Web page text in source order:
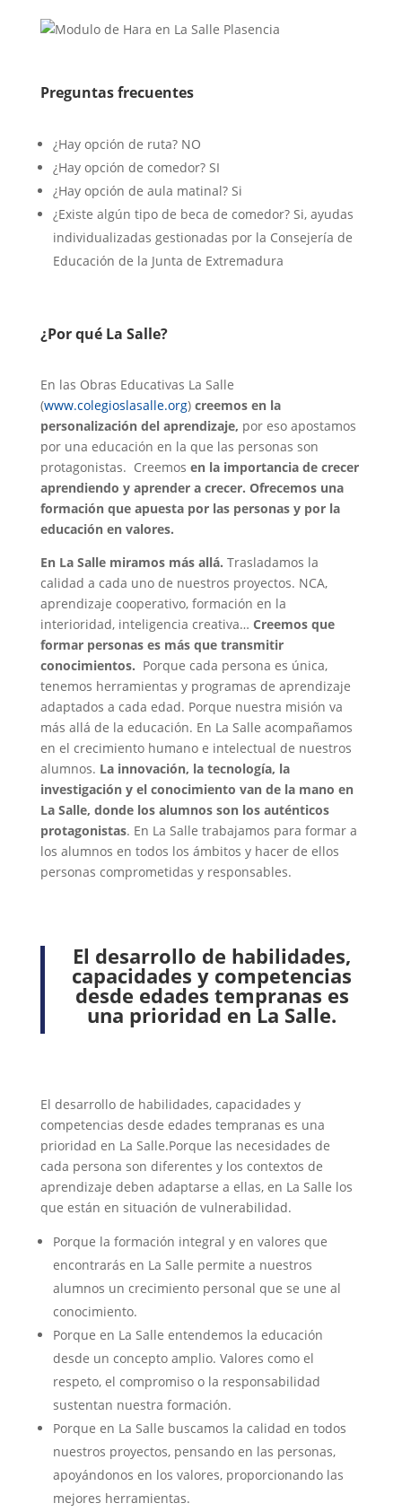
Preguntas frecuentes
¿Hay opción de ruta? NO
¿Hay opción de comedor? SI
¿Hay opción de aula matinal? Si
¿Existe algún tipo de beca de comedor? Si, ayudas
individualizadas gestionadas por la Consejería de
Educación de la Junta de Extremadura
¿Por qué La Salle?
En las Obras Educativas La Salle
(www.colegioslasalle.org) creemos en la
personalización del aprendizaje, por eso apostamos
por una educación en la que las personas son
protagonistas. Creemos en la importancia de crecer
aprendiendo y aprender a crecer. Ofrecemos una
formación que apuesta por las personas y por la
educación en valores.
En La Salle miramos más allá. Trasladamos la
calidad a cada uno de nuestros proyectos. NCA,
aprendizaje cooperativo, formación en la
interioridad, inteligencia creativa… Creemos que
formar personas es más que transmitir
conocimientos. Porque cada persona es única,
tenemos herramientas y programas de aprendizaje
adaptados a cada edad. Porque nuestra misión va
más allá de la educación. En La Salle acompañamos
en el crecimiento humano e intelectual de nuestros
alumnos. La innovación, la tecnología, la
investigación y el conocimiento van de la mano en
La Salle, donde los alumnos son los auténticos
protagonistas. En La Salle trabajamos para formar a
los alumnos en todos los ámbitos y hacer de ellos
personas comprometidas y responsables.
El desarrollo de habilidades,
capacidades y competencias
desde edades tempranas es
una prioridad en La Salle.
El desarrollo de habilidades, capacidades y
competencias desde edades tempranas es una
prioridad en La Salle.Porque las necesidades de
cada persona son diferentes y los contextos de
aprendizaje deben adaptarse a ellas, en La Salle los
que están en situación de vulnerabilidad.
Porque la formación integral y en valores que
encontrarás en La Salle permite a nuestros
alumnos un crecimiento personal que se une al
conocimiento.
Porque en La Salle entendemos la educación
desde un concepto amplio. Valores como el
respeto, el compromiso o la responsabilidad
sustentan nuestra formación.
Porque en La Salle buscamos la calidad en todos
nuestros proyectos, pensando en las personas,
apoyándonos en los valores, proporcionando las
mejores herramientas.